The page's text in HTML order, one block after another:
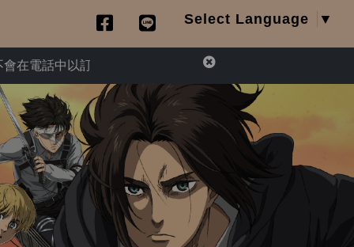
Select Language ▼
訂單異常為由，要求您提供信用卡資訊或ATM匯款操作退款